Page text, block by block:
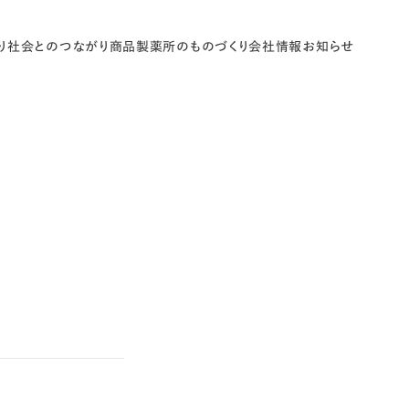
社会とのつながり 商品製薬所のものづくり会社情報 お知らせ